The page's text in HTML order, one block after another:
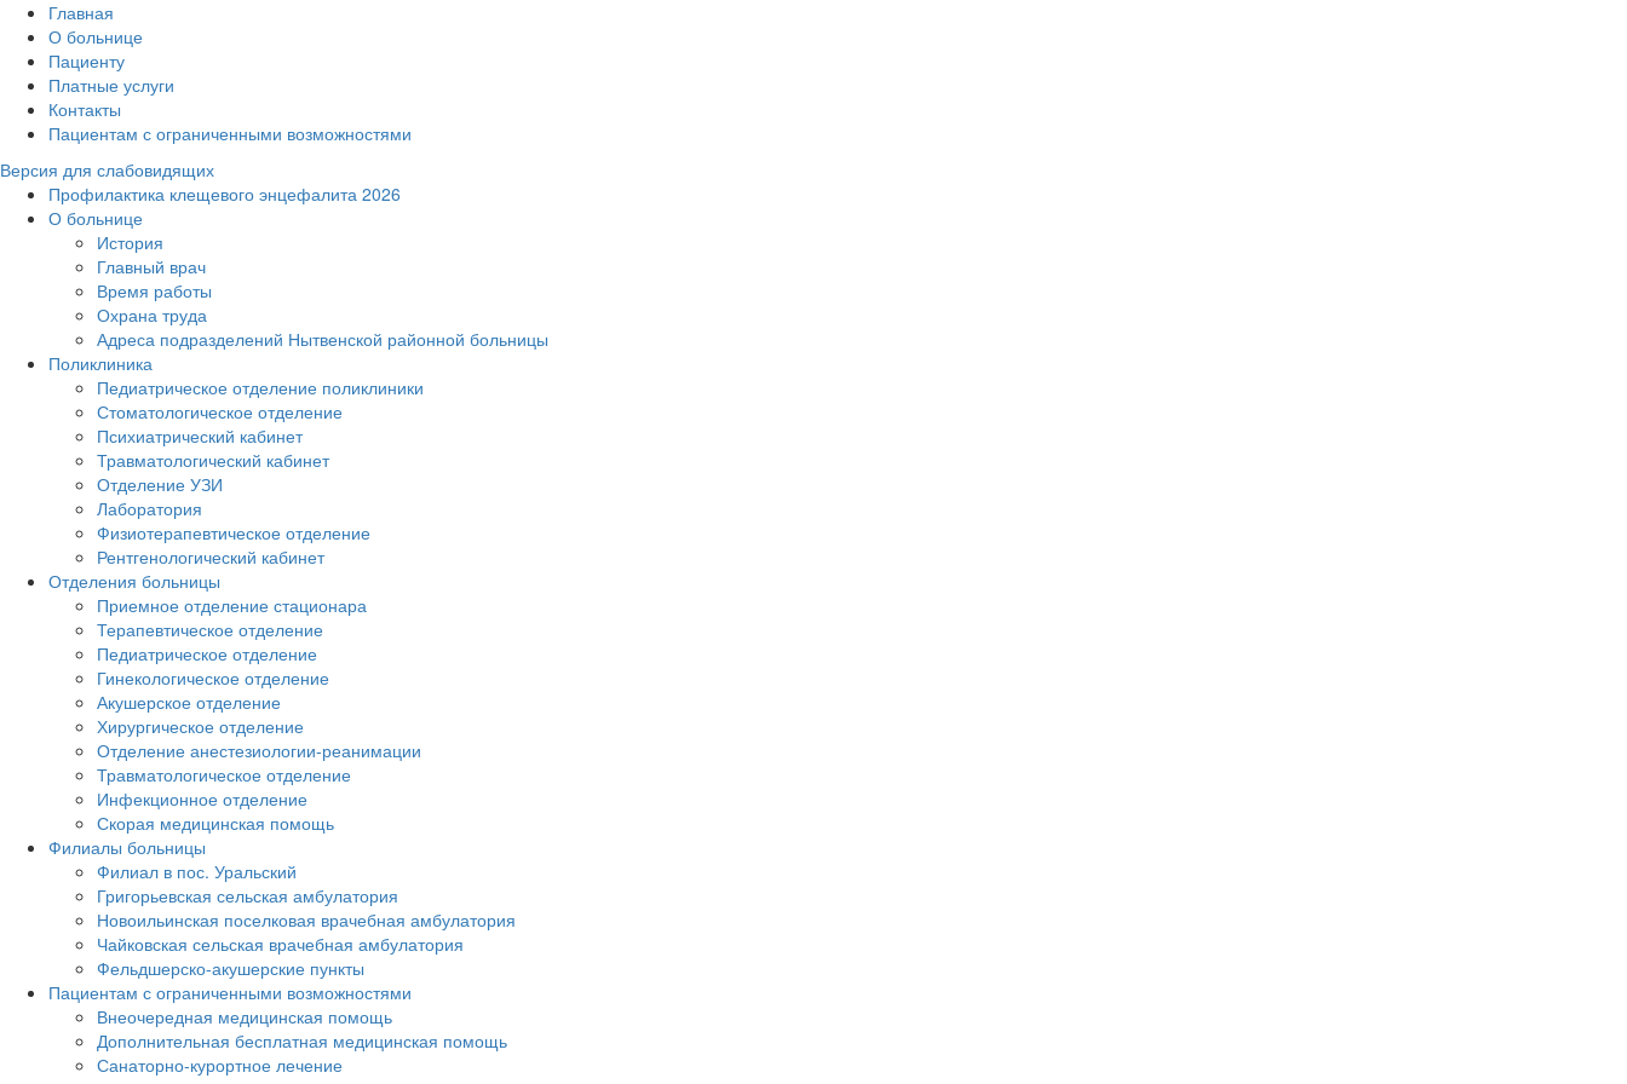
Главная
О больнице
Пациенту
Платные услуги
Контакты
Пациентам с ограниченными возможностями
Версия для слабовидящих
Профилактика клещевого энцефалита 2026
О больнице
История
Главный врач
Время работы
Охрана труда
Адреса подразделений Нытвенской районной больницы
Поликлиника
Педиатрическое отделение поликлиники
Стоматологическое отделение
Психиатрический кабинет
Травматологический кабинет
Отделение УЗИ
Лаборатория
Физиотерапевтическое отделение
Рентгенологический кабинет
Отделения больницы
Приемное отделение стационара
Терапевтическое отделение
Педиатрическое отделение
Гинекологическое отделение
Акушерское отделение
Хирургическое отделение
Отделение анестезиологии-реанимации
Травматологическое отделение
Инфекционное отделение
Скорая медицинская помощь
Филиалы больницы
Филиал в пос. Уральский
Григорьевская сельская амбулатория
Новоильинская поселковая врачебная амбулатория
Чайковская сельская врачебная амбулатория
Фельдшерско-акушерские пункты
Пациентам с ограниченными возможностями
Внеочередная медицинская помощь
Дополнительная бесплатная медицинская помощь
Санаторно-курортное лечение